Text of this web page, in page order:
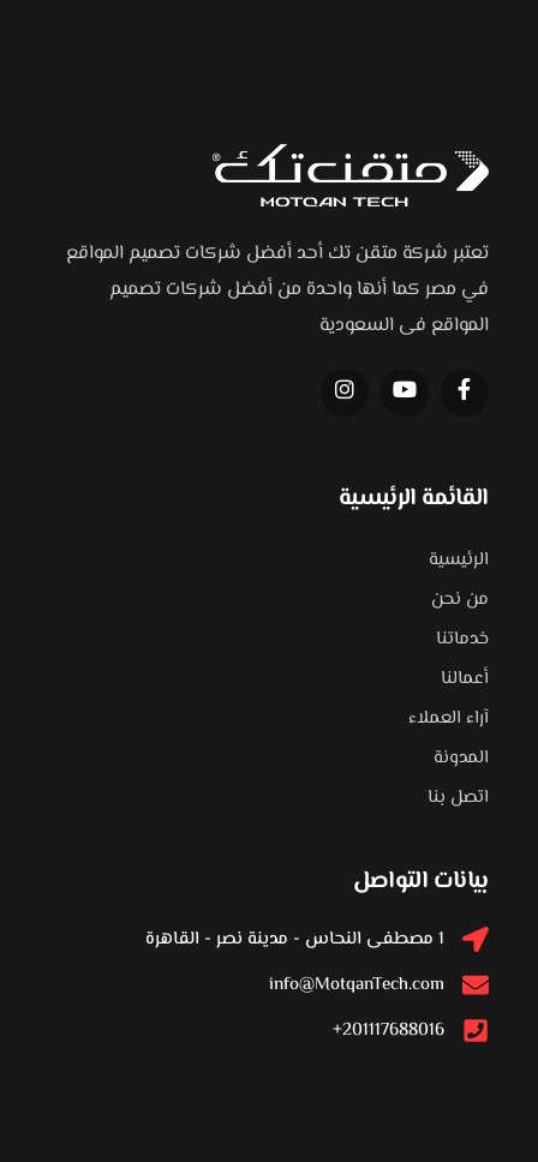
تعتبر شركة متقن تك أحد أفضل شركات تصميم المواقع
في مصر كما أنها واحدة من أفضل شركات تصميم
المواقع فى السعودية
القائمة الرئيسية
الرئيسية
من نحن
خدماتنا
أعمالنا
آراء العملاء
المدونة
اتصل بنا
بيانات التواصل
1 مصطفى النحاس - مدينة نصر - القاهرة
info@MotqanTech.com
201117688016+